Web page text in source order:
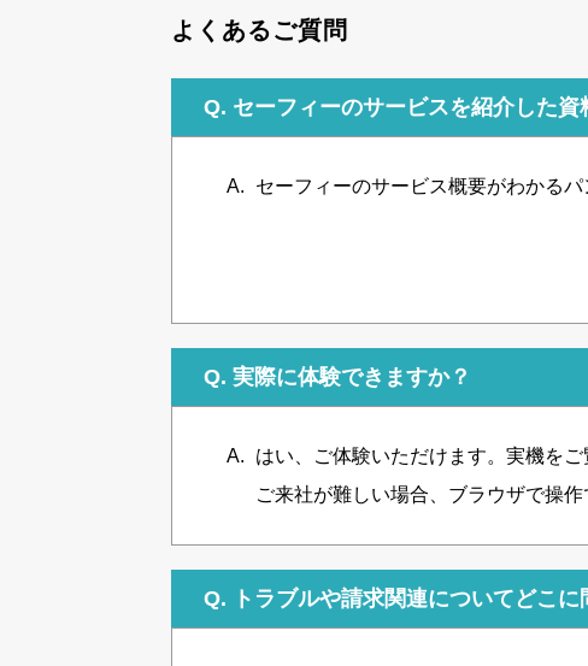
よくあるご質問
Q. セーフィーのサービスを紹介した資
セーフィーのサービス概要がわかる
Q. 実際に体験できますか？
はい、ご体験いただけます。実機を
ご来社が難しい場合、ブラウザで操作
Q. トラブルや請求関連についてどこ